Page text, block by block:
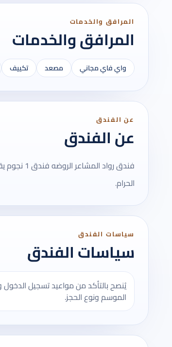
المرافق والخدمات
المرافق والخدمات
واي فاي مجاني مصعد تكييف
عن الفندق
عن الفندق
فندق
الحرام.
سياسات الفندق
سياسات الفندق
يُنصح بالتأكد من مواعيد تسجيل
الموسم ونوع الحجز.